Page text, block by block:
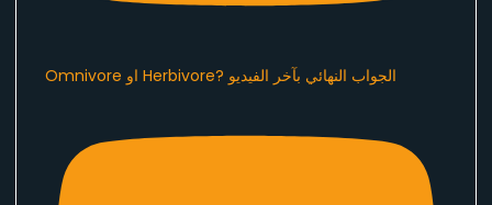
Omnivore او Herbivore? الجواب النهائي بآخر الفيديو